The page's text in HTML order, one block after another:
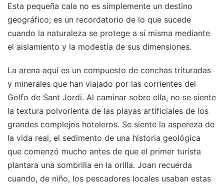
Esta pequeña cala no es simplemente un destino
geográfico; es un recordatorio de lo que sucede
cuando la naturaleza se protege a sí misma mediante
el aislamiento y la modestia de sus dimensiones.
La arena aquí es un compuesto de conchas trituradas
y minerales que han viajado por las corrientes del
Golfo de Sant Jordi. Al caminar sobre ella, no se siente
la textura polvorienta de las playas artificiales de los
grandes complejos hoteleros. Se siente la aspereza de
la vida real, el sedimento de una historia geológica
que comenzó mucho antes de que el primer turista
plantara una sombrilla en la orilla. Joan recuerda
cuando, de niño, los pescadores locales usaban estas